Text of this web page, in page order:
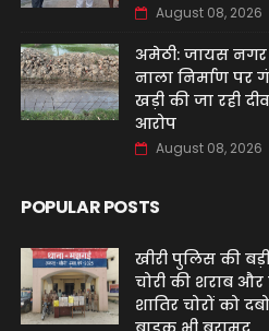
August 08, 2026
अमेठी: जायस नगर
नाला निर्माण पर
खड़ी की जा रही
आरोप
August 08, 2026
POPULAR POSTS
खीरी पुलिस की
चोरी की शराब
शातिर चोरों को